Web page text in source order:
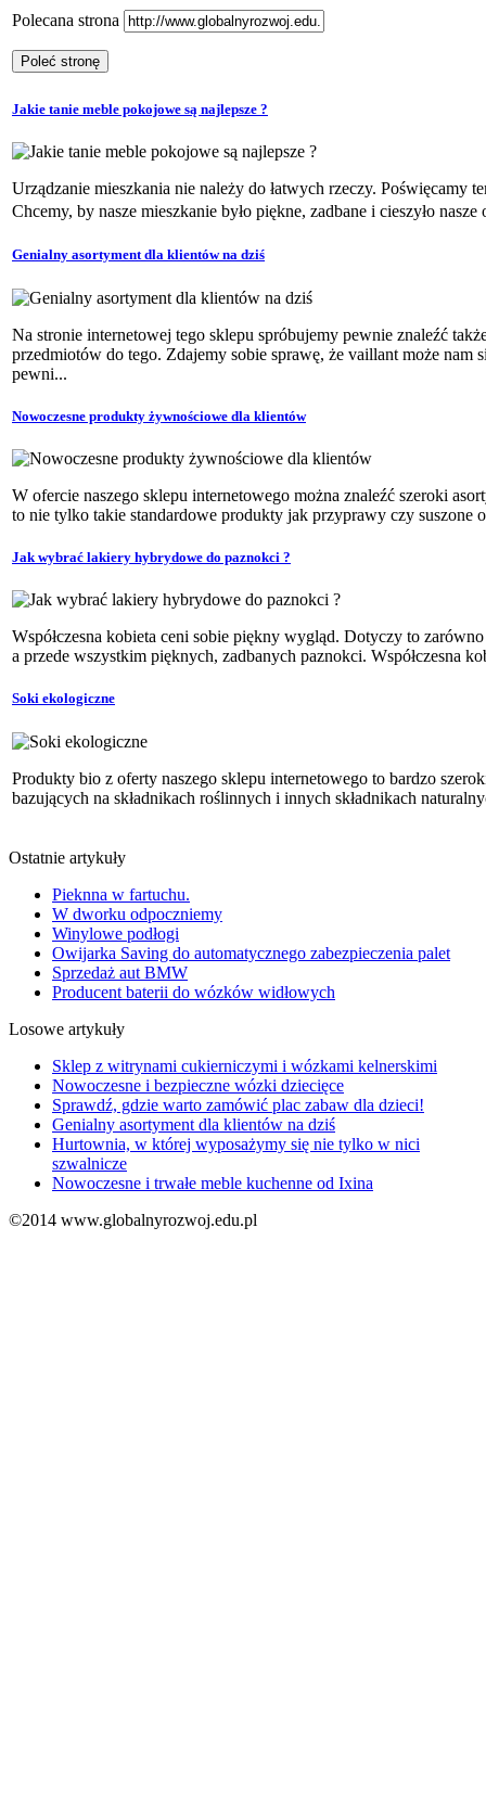
Polecana strona
Jakie tanie meble pokojowe są najlepsze ?
Urządzanie mieszkania nie należy do łatwych rzeczy. Poświęcamy
Chcemy, by nasze mieszkanie było piękne, zadbane i cieszyło
Genialny asortyment dla klientów na dziś
Na stronie internetowej tego sklepu spróbujemy pewnie znaleźć
przedmiotów do tego. Zdajemy sobie sprawę, że vaillant może nam
pewni...
Nowoczesne produkty żywnościowe dla klientów
W ofercie naszego sklepu internetowego można znaleźć szeroki
to nie tylko takie standardowe produkty jak przyprawy czy suszone
Jak wybrać lakiery hybrydowe do paznokci ?
Współczesna kobieta ceni sobie piękny wygląd. Dotyczy to
a przede wszystkim pięknych, zadbanych paznokci. Współczesna
Soki ekologiczne
Produkty bio z oferty naszego sklepu internetowego to bardzo
bazujących na składnikach roślinnych i innych składnikach
Ostatnie artykuły
Pieknna w fartuchu.
W dworku odpoczniemy
Winylowe podłogi
Owijarka Saving do automatycznego zabezpieczenia palet
Sprzedaż aut BMW
Producent baterii do wózków widłowych
Losowe artykuły
Sklep z witrynami cukierniczymi i wózkami kelnerskimi
Nowoczesne i bezpieczne wózki dziecięce
Sprawdź, gdzie warto zamówić plac zabaw dla dzieci!
Genialny asortyment dla klientów na dziś
Hurtownia, w której wyposażymy się nie tylko w nici
szwalnicze
Nowoczesne i trwałe meble kuchenne od Ixina
©2014 www.globalnyrozwoj.edu.pl